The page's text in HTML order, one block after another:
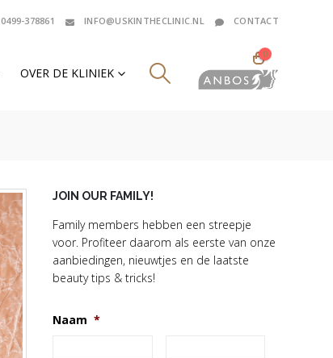
0499-378861 INFO@USKINTHECLINIC.NL CONTACT
OVER DE KLINIEK
0
JOIN OUR FAMILY!
Family members hebben een streepje
voor. Profiteer daarom als eerste van onze
aanbiedingen, nieuwtjes en de laatste
beauty tips & tricks!
Naam *